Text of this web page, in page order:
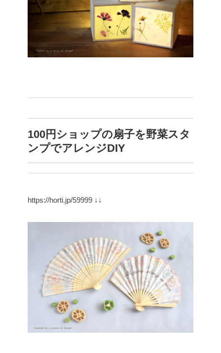
100円ショップの扇子を野菜スタ
ンプでアレンジDIY
https://horti.jp/59999 ↓↓